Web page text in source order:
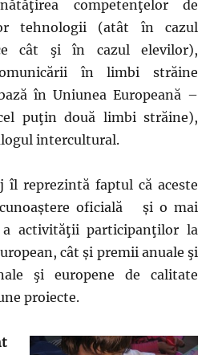
competenţelor de
tehnologii (atât în cazul
cât şi în cazul elevilor),
în limbi străine
în Uniunea Europeană –
puţin două limbi străine),
intercultural.
reprezintă faptul că aceste
oficială și o mai
activităţii participanţilor la
cât și premii anuale şi
şi europene de calitate
proiecte.